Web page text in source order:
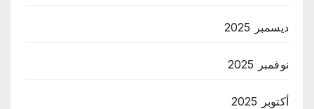
ديسمبر 2025
نوفمبر 2025
أكتوبر 2025